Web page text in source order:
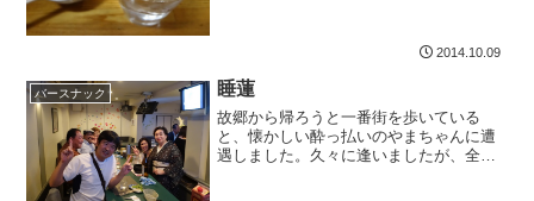
つくりは違いますね。当たり前ですね、
2014.10.09
バースナック 睡蓮
故郷から帰ろうと一番街を歩いている
と、懐かしい酔っ払いのやまちゃんに遭
遇しました。久々に逢いましたが、全然